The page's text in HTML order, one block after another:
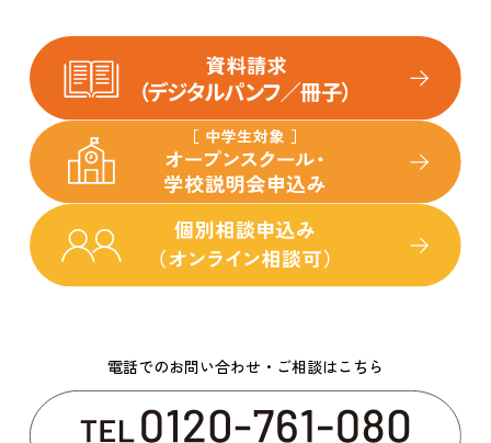
電話でのお問い合わせ・ご相談はこちら